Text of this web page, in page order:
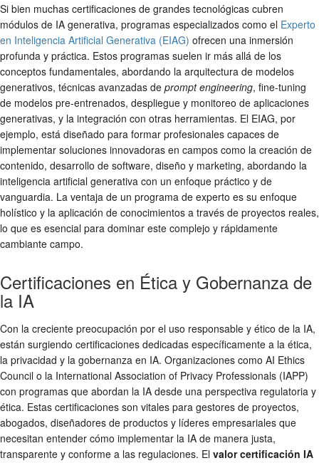
Si bien muchas certificaciones de grandes tecnológicas cubren
módulos de IA generativa, programas especializados como el Experto
en Inteligencia Artificial Generativa (EIAG) ofrecen una inmersión
profunda y práctica. Estos programas suelen ir más allá de los
conceptos fundamentales, abordando la arquitectura de modelos
generativos, técnicas avanzadas de prompt engineering, fine-tuning
de modelos pre-entrenados, despliegue y monitoreo de aplicaciones
generativas, y la integración con otras herramientas. El EIAG, por
ejemplo, está diseñado para formar profesionales capaces de
implementar soluciones innovadoras en campos como la creación de
contenido, desarrollo de software, diseño y marketing, abordando la
inteligencia artificial generativa con un enfoque práctico y de
vanguardia. La ventaja de un programa de experto es su enfoque
holístico y la aplicación de conocimientos a través de proyectos reales,
lo que es esencial para dominar este complejo y rápidamente
cambiante campo.
Certificaciones en Ética y Gobernanza de
la IA
Con la creciente preocupación por el uso responsable y ético de la IA,
están surgiendo certificaciones dedicadas específicamente a la ética,
la privacidad y la gobernanza en IA. Organizaciones como AI Ethics
Council o la International Association of Privacy Professionals (IAPP)
con programas que abordan la IA desde una perspectiva regulatoria y
ética. Estas certificaciones son vitales para gestores de proyectos,
abogados, diseñadores de productos y líderes empresariales que
necesitan entender cómo implementar la IA de manera justa,
transparente y conforme a las regulaciones. El valor certificación IA